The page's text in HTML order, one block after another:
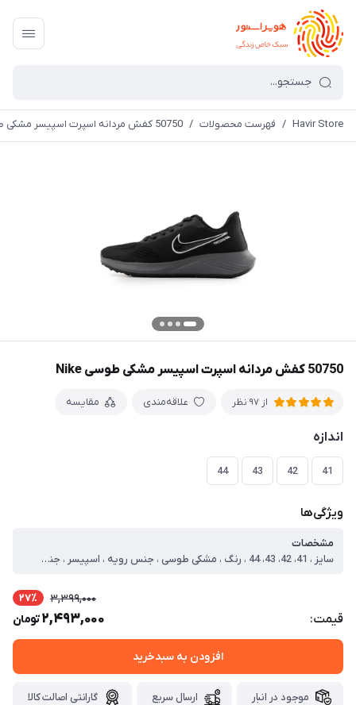
Havir Store
/ فهرست محصولات / 50750 کفش مردانه اسپرت اسپیسر مشکی طوسی Nike
50750 کفش مردانه اسپرت اسپیسر مشکی طوسی Nike
از 97 نظر علاقه‌مندی مقایسه
اندازه
41
42
43
44
ویژگی‌ها
مشخصات
سایز ، 41، 42، 43، 44 ، رنگ ، مشکی طوسی ، جنس رویه ، اسپیسر ، جنس زیره ، Pu ، نحوه بسته شدن ، بند ، نوع ، اسپرت ، سایز 41 ، طول داخل کفش=25.4 ، سایز 42 ، طول داخل کفش=26.1 ، سایز 43 ، طول داخل کفش=26.9 ، سایز 44 ، طول داخل کفش=27.4
قیمت:
3,399,000 27٪
2,493,000تومان
افزودن به سبدخرید
موجود در انبار ارسال سریع گارانتی اصالت کالا